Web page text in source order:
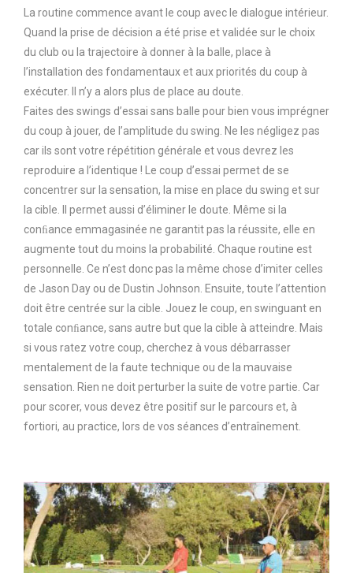
La routine commence avant le coup avec le dialogue intérieur.
Quand la prise de décision a été prise et validée sur le choix
du club ou la trajectoire à donner à la balle, place à
l’installation des fondamentaux et aux priorités du coup à
exécuter. Il n’y a alors plus de place au doute.
Faites des swings d’essai sans balle pour bien vous imprégner
du coup à jouer, de l’amplitude du swing. Ne les négligez pas
car ils sont votre répétition générale et vous devrez les
reproduire a l’identique ! Le coup d’essai permet de se
concentrer sur la sensation, la mise en place du swing et sur
la cible. Il permet aussi d’éliminer le doute. Même si la
conﬁance emmagasinée ne garantit pas la réussite, elle en
augmente tout du moins la probabilité. Chaque routine est
personnelle. Ce n’est donc pas la même chose d’imiter celles
de Jason Day ou de Dustin Johnson. Ensuite, toute l’attention
doit être centrée sur la cible. Jouez le coup, en swinguant en
totale conﬁance, sans autre but que la cible à atteindre. Mais
si vous ratez votre coup, cherchez à vous débarrasser
mentalement de la faute technique ou de la mauvaise
sensation. Rien ne doit perturber la suite de votre partie. Car
pour scorer, vous devez être positif sur le parcours et, à
fortiori, au practice, lors de vos séances d’entraînement.